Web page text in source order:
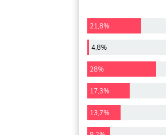
21,8%
4,8%
28%
17,3%
13,7%